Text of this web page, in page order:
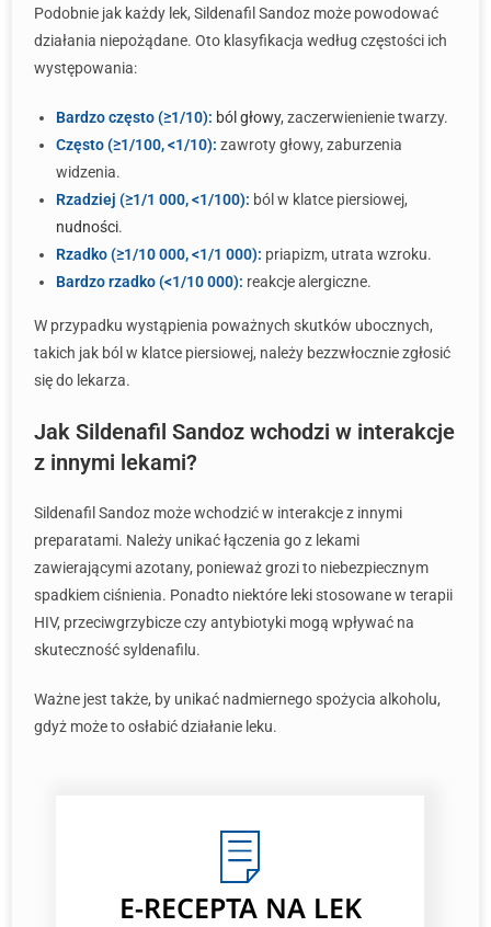
Podobnie jak każdy lek, Sildenafil Sandoz może powodować
działania niepożądane. Oto klasyfikacja według częstości ich
występowania:
Bardzo często (≥1/10): ból głowy, zaczerwienienie twarzy.
Często (≥1/100, <1/10): zawroty głowy, zaburzenia
widzenia.
Rzadziej (≥1/1 000, <1/100): ból w klatce piersiowej,
nudności.
Rzadko (≥1/10 000, <1/1 000): priapizm, utrata wzroku.
Bardzo rzadko (<1/10 000): reakcje alergiczne.
W przypadku wystąpienia poważnych skutków ubocznych,
takich jak ból w klatce piersiowej, należy bezzwłocznie zgłosić
się do lekarza.
Jak Sildenafil Sandoz wchodzi w interakcje
z innymi lekami?
Sildenafil Sandoz może wchodzić w interakcje z innymi
preparatami. Należy unikać łączenia go z lekami
zawierającymi azotany, ponieważ grozi to niebezpiecznym
spadkiem ciśnienia. Ponadto niektóre leki stosowane w terapii
HIV, przeciwgrzybicze czy antybiotyki mogą wpływać na
skuteczność syldenafilu.
Ważne jest także, by unikać nadmiernego spożycia alkoholu,
gdyż może to osłabić działanie leku.
E-RECEPTA NA LEK